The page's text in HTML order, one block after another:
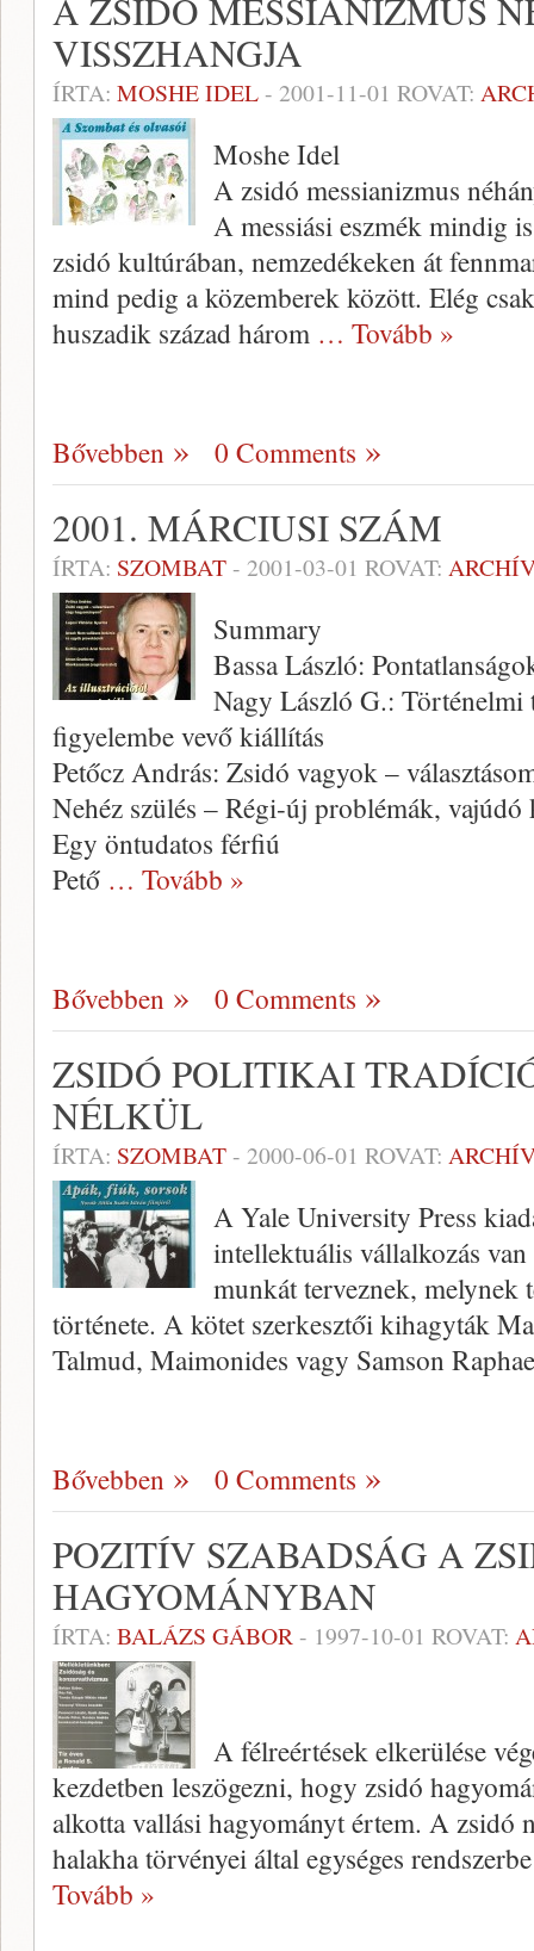
A ZSIDÓ MESSIANIZMUS
VISSZHANGJA
ÍRTA: MOSHE IDEL- 2001-11-01 ROVAT:
Moshe Idel
A zsidó messianizmus
A messiási eszmék mindig
zsidó kultúrában, nemzedékeken át
mind pedig a közem­berek között. Elég
huszadik század három … Tovább »
Bővebben 0 Comments
2001. MÁRCIUSI SZÁM
ÍRTA: SZOMBAT- 2001-03-01 ROVAT:
Summary
Bassa László:
Nagy László G.: Történelmi
figyelembe vevő kiállítás
Petőcz András: Zsidó vagyok –
Nehéz szülés – Régi-új problémák,
Egy öntudatos férfiú
Pető … Tovább »
Bővebben 0 Comments
ZSIDÓ POLITIKAI
NÉLKÜL
ÍRTA: SZOMBAT- 2000-06-01 ROVAT:
A Yale University Press
intellektuális vállalkozás
munkát terveznek,
története. A kötet szerkesztői kihagyták
Talmud, Maimonides vagy Samson
Bővebben 0 Comments
POZITÍV SZABADSÁG A
HAGYOMÁNYBAN
ÍRTA: BALÁZS GÁBOR- 1997-10-01 ROVAT:
A félreértések elkerülése
kezdetben leszögezni, hogy zsidó
alkotta vallási hagyományt értem. A zsidó
halakha törvényei által egységes
Tovább »